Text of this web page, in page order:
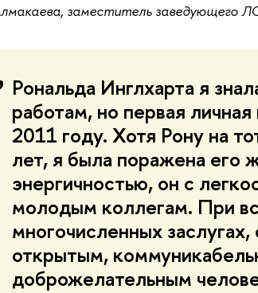
заместитель заведующего
Рональда Инглхарта я
работам, но первая
2011 году. Хотя Рону на
лет, я была поражена его
энергичностью, он с
молодым коллегам. При
многочисленных заслугах,
открытым,
доброжелательным